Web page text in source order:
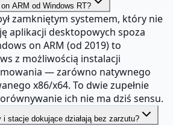
ARM od Windows RT?
zamkniętym systemem, który nie
aplikacji desktopowych spoza
on ARM (od 2019) to
z możliwością instalacji
— zarówno natywnego
x86/x64. To dwie zupełnie
ich nie ma dziś sensu.
stacje dokujące działają bez zarzutu?